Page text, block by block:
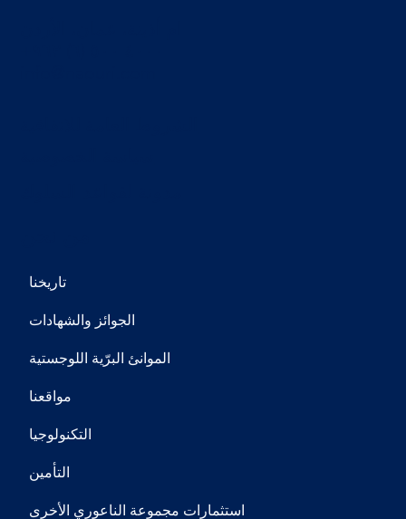
تاريخنا
الجوائز والشهادات
الموانئ البرّية اللوجستية
مواقعنا
التكنولوجيا
التأمين
استثمارات مجموعة الناعوري الأخرى